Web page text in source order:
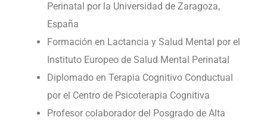
Perinatal por la Universidad de Zaragoza,
España
⁠⁠Formación en Lactancia y Salud Mental por el
Instituto Europeo de Salud Mental Perinatal
Diplomado en Terapia Cognitivo Conductual
por el Centro de Psicoterapia Cognitiva
Profesor colaborador del Posgrado de Alta